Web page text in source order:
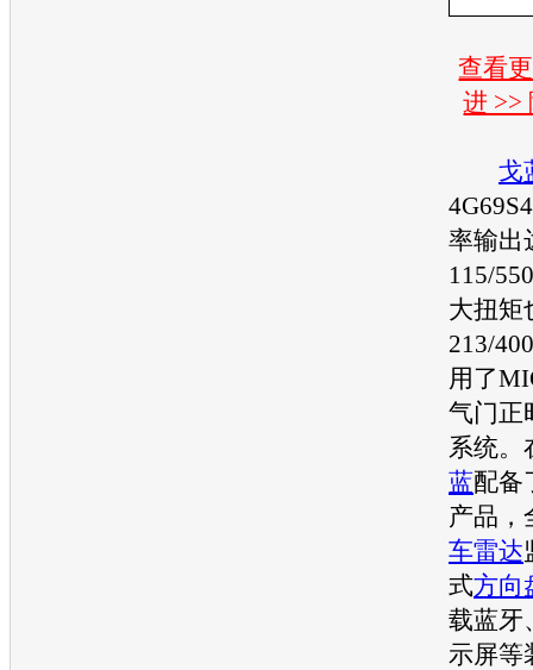
查看
进 >>
戈
率输出
115/
大扭矩
213/
用了
气门正
系统。
蓝配备
产品，
车雷达
式方向
载蓝牙
示屏等